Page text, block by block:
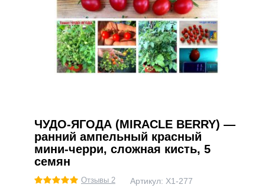
ЧУДО-ЯГОДА (MIRACLE BERRY) —
ранний ампельный красный
мини-черри, сложная кисть, 5
семян
Отзывы 2 Артикул: Х1-277